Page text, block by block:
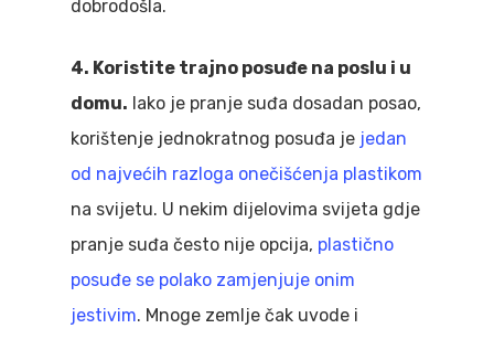
dobrodošla.
4. Koristite trajno posuđe na poslu i u
domu. Iako je pranje suđa dosadan posao,
korištenje jednokratnog posuđa je jedan
od najvećih razloga onečišćenja plastikom
na svijetu. U nekim dijelovima svijeta gdje
pranje suđa često nije opcija, plastično
posuđe se polako zamjenjuje onim
jestivim. Mnoge zemlje čak uvode i